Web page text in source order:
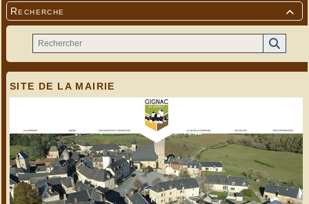

Recherche
SITE DE LA MAIRIE